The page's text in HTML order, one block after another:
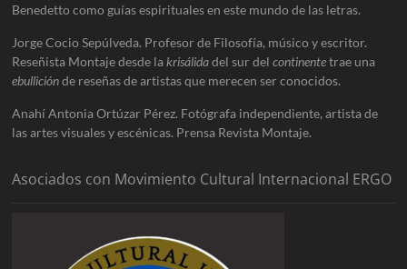
Benedetto como guías espirituales en este mundo de las letras.
Jorge Cocio Sepúlveda. Profesor de Filosofía, músico y escritor.
Reseñista Montaje desde lakrisálidadel sur delcontinentetrae una
ebulliciónde reseñas de artistas que merecen ser conocidos.
Anahí Antonia Ortúzar Pérez. Fotógrafa independiente, artista de
las artes visuales y escénicas. Prensa Revista Montaje.
Asociados con Movimiento Cultural Internacional ERGO